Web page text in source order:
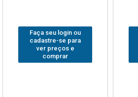
Faça seu login ou
cadastre-se para
ver preços e
comprar